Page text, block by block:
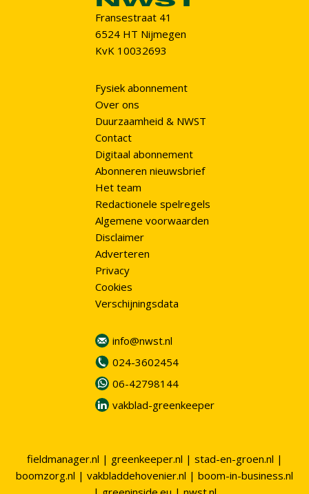
Fransestraat 41
6524 HT Nijmegen
KvK 10032693
Fysiek abonnement
Over ons
Duurzaamheid & NWST
Contact
Digitaal abonnement
Abonneren nieuwsbrief
Het team
Redactionele spelregels
Algemene voorwaarden
Disclaimer
Adverteren
Privacy
Cookies
Verschijningsdata
info@nwst.nl
024-3602454
06-42798144
vakblad-greenkeeper
fieldmanager.nl | greenkeeper.nl | stad-en-groen.nl |
boomzorg.nl | vakbladdehovenier.nl | boom-in-business.nl